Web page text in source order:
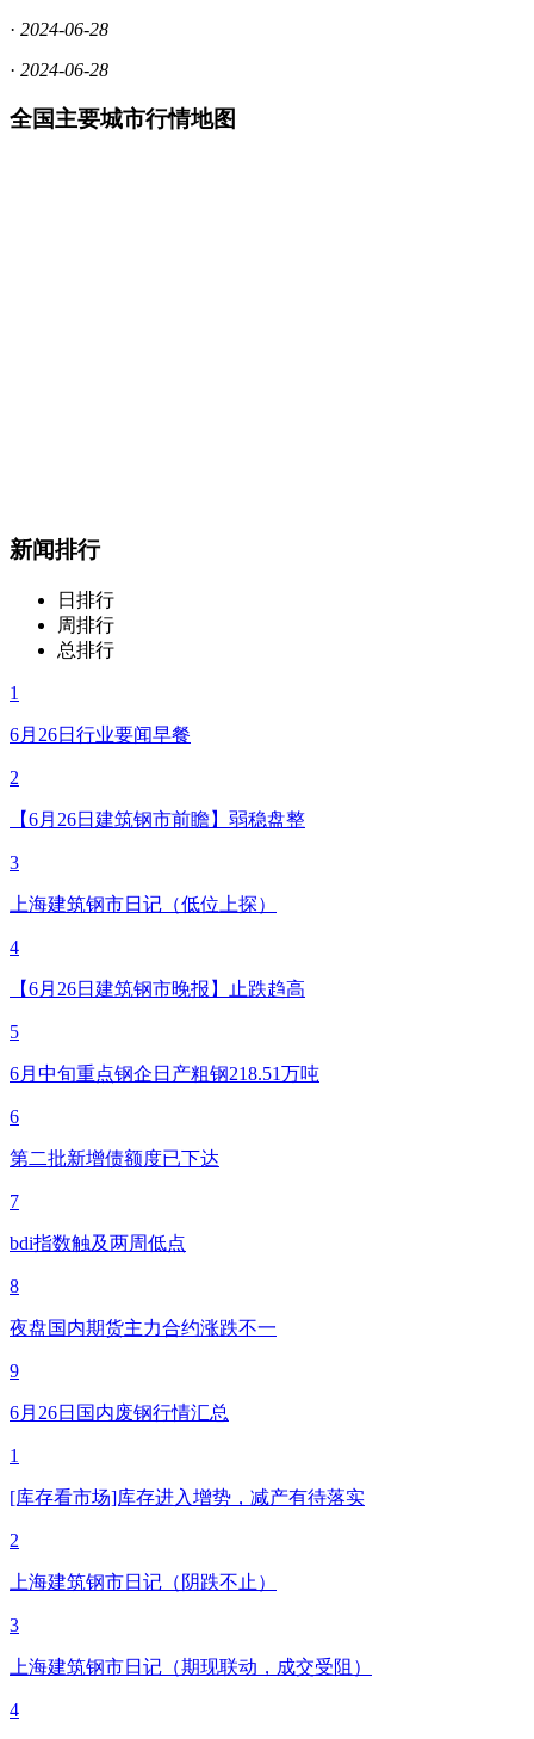
· 2024-06-28
· 2024-06-28
全国主要城市行情地图
新闻排行
日排行
周排行
总排行
1
6月26日行业要闻早餐
2
【6月26日建筑钢市前瞻】弱稳盘整
3
上海建筑钢市日记（低位上探）
4
【6月26日建筑钢市晚报】止跌趋高
5
6月中旬重点钢企日产粗钢218.51万吨
6
第二批新增债额度已下达
7
bdi指数触及两周低点
8
夜盘国内期货主力合约涨跌不一
9
6月26日国内废钢行情汇总
1
[库存看市场]库存进入增势，减产有待落实
2
上海建筑钢市日记（阴跌不止）
3
上海建筑钢市日记（期现联动，成交受阻）
4